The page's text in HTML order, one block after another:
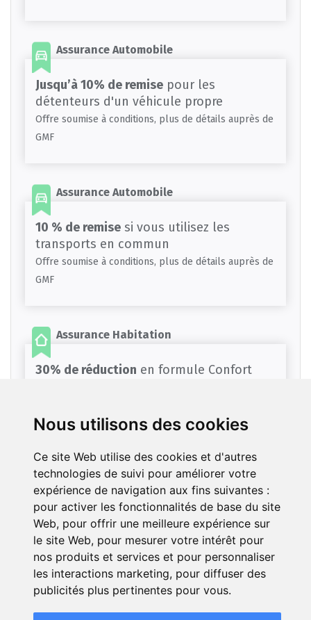
Nous utilisons des cookies
Ce site Web utilise des cookies et d'autres
technologies de suivi pour améliorer votre
expérience de navigation aux fins suivantes :
pour activer les fonctionnalités de base du site
Web, pour offrir une meilleure expérience sur
le site Web, pour mesurer votre intérêt pour
nos produits et services et pour personnaliser
les interactions marketing, pour diffuser des
publicités plus pertinentes pour vous.
Assurance Automobile
Jusqu’à 10% de remise pour les
détenteurs d'un véhicule propre
Offre soumise à conditions, plus de détails auprès de
GMF
Assurance Automobile
10 % de remise si vous utilisez les
transports en commun
Offre soumise à conditions, plus de détails auprès de
GMF
Assurance Habitation
30% de réduction en formule Confort
GMF
Assurance Habitation
5% de remisesi votre logement est
économe en énergie
Offre soumise à conditions, plus de détails auprès de
GMF